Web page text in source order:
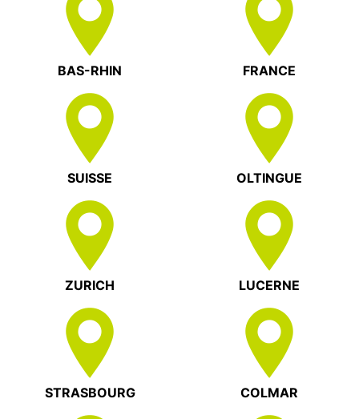
BAS-RHIN FRANCE
SUISSE OLTINGUE
ZURICH LUCERNE
STRASBOURG COLMAR